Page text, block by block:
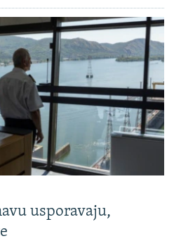
usporavaju,